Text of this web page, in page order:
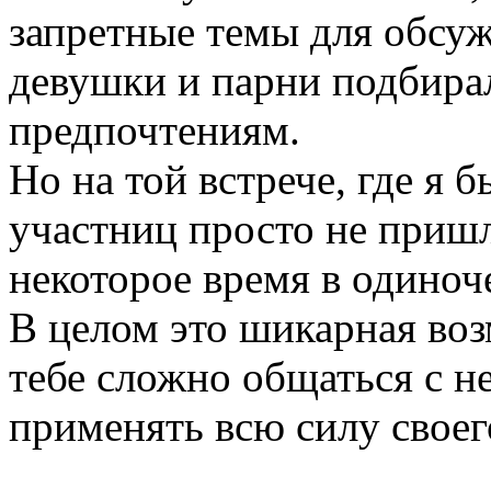
запретные темы для
девушки и парни
предпочтениям.
Но на той встрече, где я
участниц просто не
некоторое время в
В целом это шикарная
тебе сложно общаться с
применять всю силу